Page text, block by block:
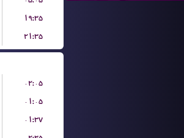
۱۹:۳۵
۲۱:۳۵
۰۲:۰۵
۰۱:۰۵
۰۱:۳۷